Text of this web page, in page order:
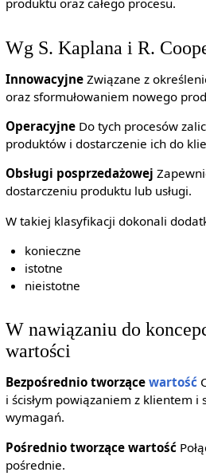
produktu oraz całego procesu.
Wg S. Kaplana i R.
InnowacyjneZwiązane z
oraz sformułowaniem nowego
OperacyjneDo tych procesów
produktów i dostarczenie ich do
Obsługi posprzedażowej
dostarczeniu produktu lub usługi.
W takiej klasyfikacji dokonali
konieczne
istotne
nieistotne
W nawiązaniu do
wartości
Bezpośrednio tworzące wartość
i ścisłym powiązaniem z klientem i
wymagań.
Pośrednio tworzące wartość
pośrednie.